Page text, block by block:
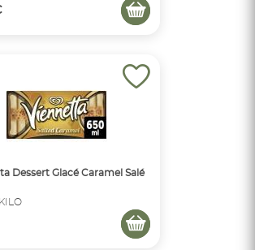
Dessert Glacé Caramel Salé